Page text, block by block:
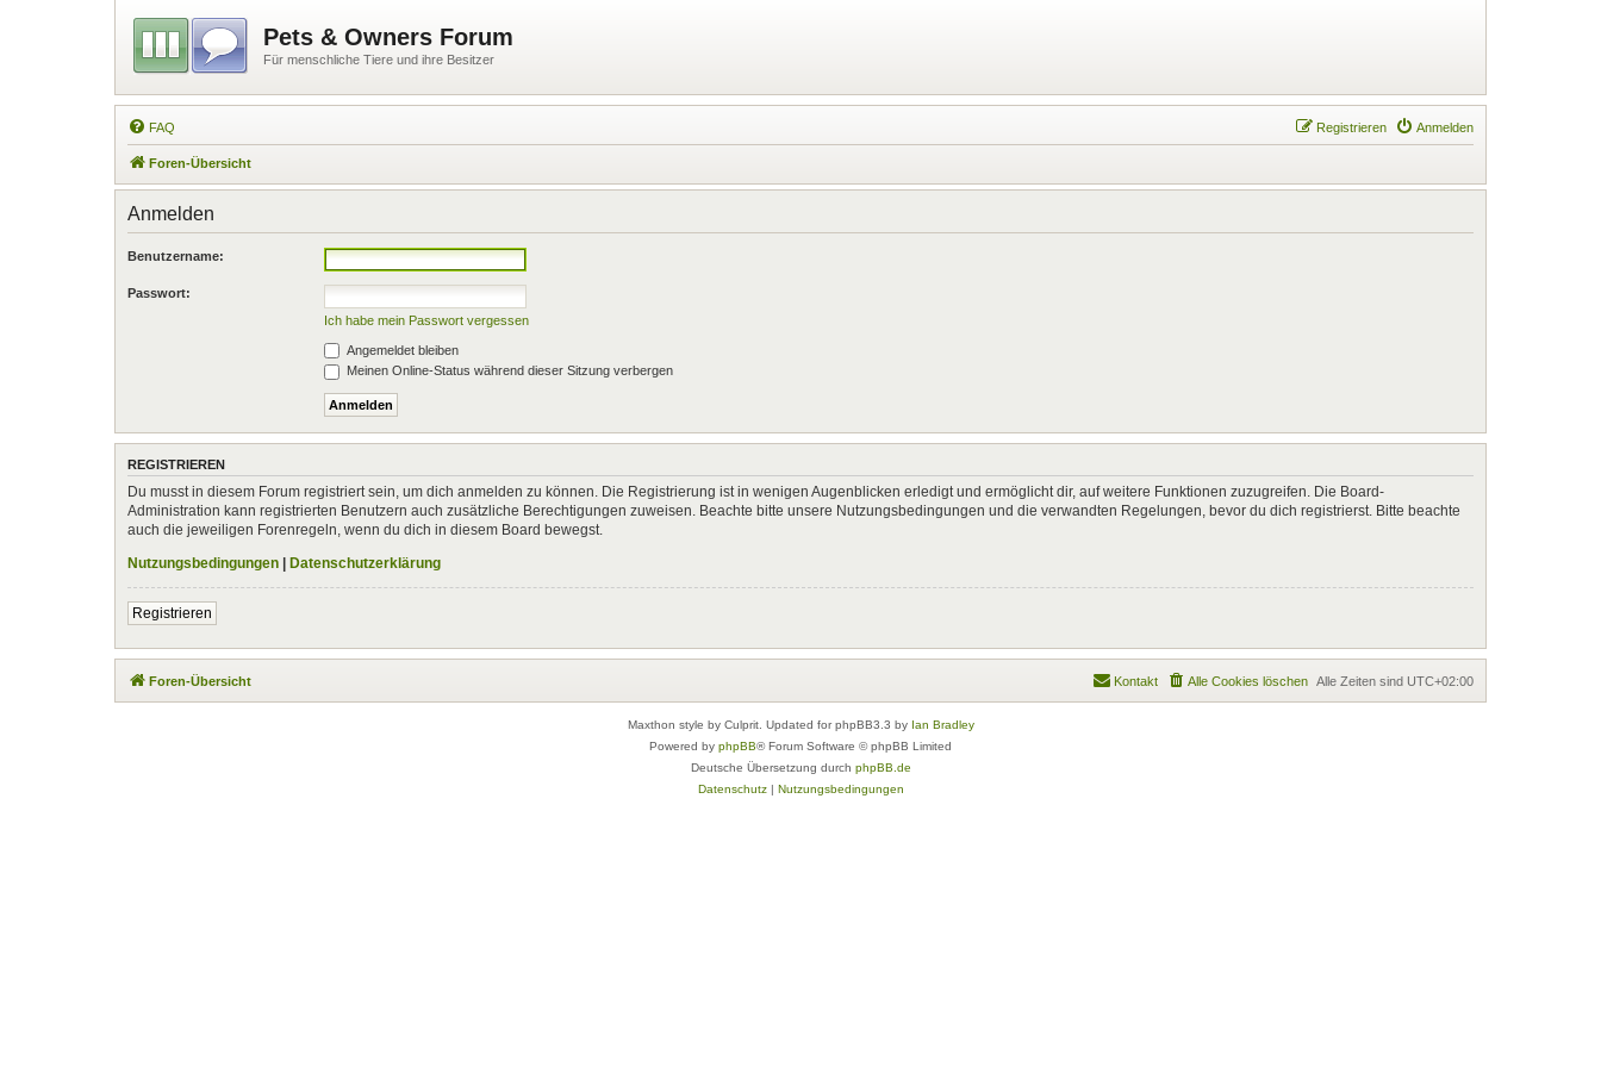
Pets & Owners Forum
Für menschliche Tiere und ihre Besitzer
FAQ Anmelden
Registrieren
Foren-Übersicht
Anmelden
Benutzername:
Passwort:
Ich habe mein Passwort vergessen
Angemeldet bleiben
Meinen Online-Status während dieser Sitzung verbergen
REGISTRIEREN
Du musst in diesem Forum registriert sein, um dich anmelden zu können. Die Registrierung ist in wenigen Augenblicken erledigt und ermöglicht dir, auf weitere Funktionen zuzugreifen. Die Board-
Administration kann registrierten Benutzern auch zusätzliche Berechtigungen zuweisen. Beachte bitte unsere Nutzungsbedingungen und die verwandten Regelungen, bevor du dich registrierst. Bitte beachte
auch die jeweiligen Forenregeln, wenn du dich in diesem Board bewegst.
Nutzungsbedingungen
Datenschutzerklärung
Registrieren
Foren-Übersicht Alle Zeiten sind UTC+02:00
Alle Cookies löschen
Kontakt
Maxthon style by Culprit. Updated for phpBB3.3 by Ian Bradley
Powered by phpBB® Forum Software © phpBB Limited
Deutsche Übersetzung durch phpBB.de
Datenschutz| Nutzungsbedingungen